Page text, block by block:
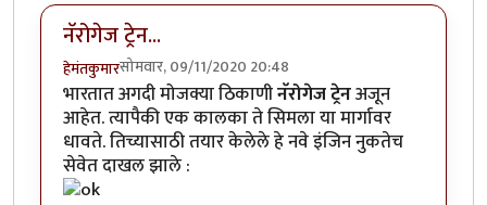
नॅरोगेज ट्रेन...
हेमंतकुमारसोमवार, 09/11/2020 20:48
भारतात अगदी मोजक्या ठिकाणीनॅरोगेज ट्रेनअजून
आहेत. त्यापैकी एक कालका ते सिमला या मार्गावर
धावते. तिच्यासाठी तयार केलेले हे नवे इंजिन नुकतेच
सेवेत दाखल झाले :